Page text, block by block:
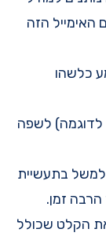
האימייל הזה
כלשהו
לדוגמה) לשפה
למשל בתעשיית
זמן.
הקלט שכולל